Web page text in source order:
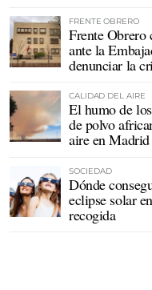
FRENTE OBRERO
Frente Obrero
ante la
denunciar la
CALIDAD DEL AIRE
El humo de
de polvo
aire en Madrid
SOCIEDAD
Dónde
eclipse solar
recogida